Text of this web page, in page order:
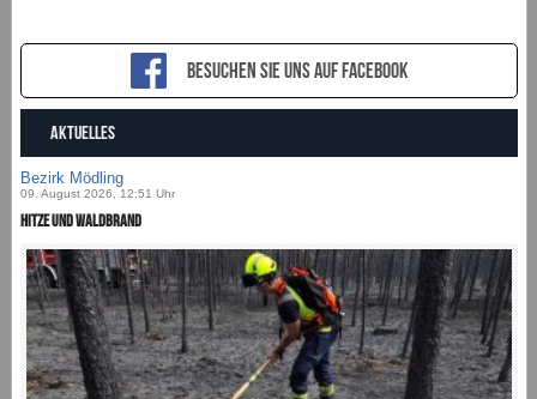
Besuchen sie uns auf Facebook
AKTUELLES
Bezirk Mödling
09. August 2026, 12:51 Uhr
Hitze und Waldbrand